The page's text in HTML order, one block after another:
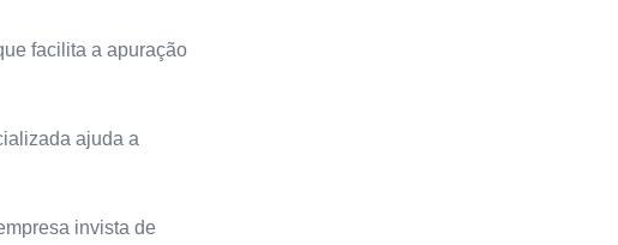
facilita a apuração
ajuda a
invista de